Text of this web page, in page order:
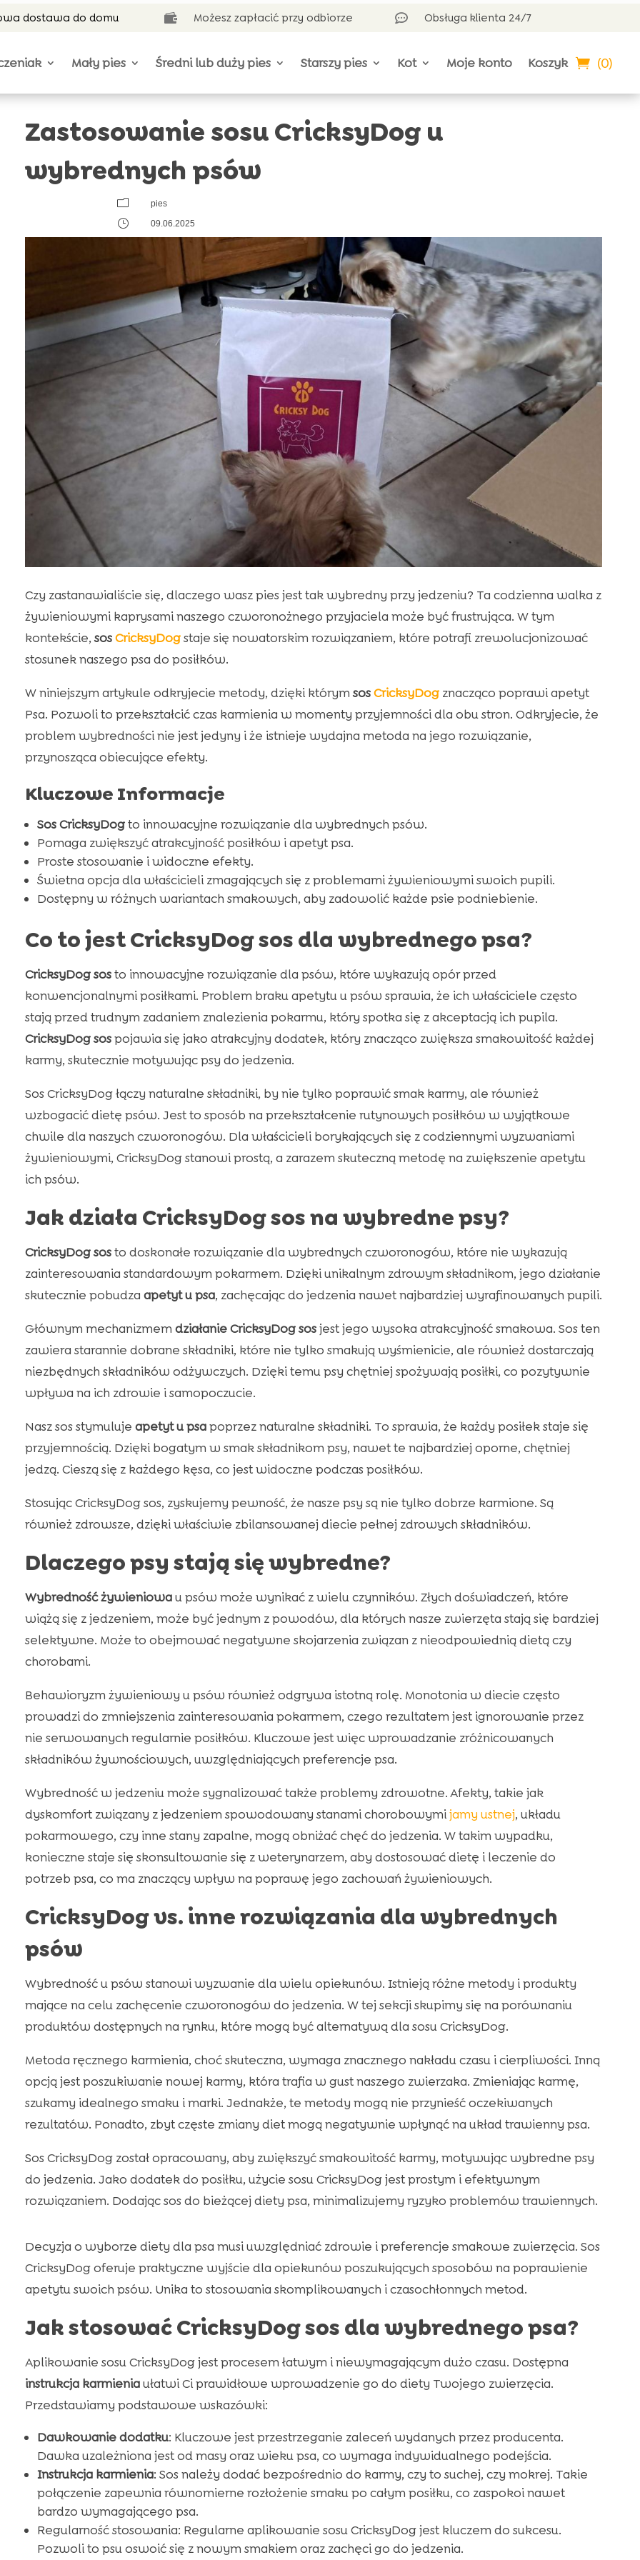
dostawa do domu  Możesz zapłacić przy odbiorze  Obsługa klienta 24/7
Mały pies Średni lub duży pies Starszy pies Kot Moje konto Koszyk (0)
Zastosowanie sosu CricksyDog u
wybrednych psów
m pies
} 09.06.2025
Czy zastanawialiście się, dlaczego wasz pies jest tak wybredny przy jedzeniu? Ta codzienna walka z
żywieniowymi kaprysami naszego czworonożnego przyjaciela może być frustrująca. W tym
kontekście, sosCricksyDogstaje się nowatorskim rozwiązaniem, które potrafi zrewolucjonizować
stosunek naszego psa do posiłków.
W niniejszym artykule odkryjecie metody, dzięki którym sosCricksyDogznacząco poprawi apetyt
Psa. Pozwoli to przekształcić czas karmienia w momenty przyjemności dla obu stron. Odkryjecie, że
problem wybredności nie jest jedyny i że istnieje wydajna metoda na jego rozwiązanie,
przynosząca obiecujące efekty.
Kluczowe Informacje
Sos CricksyDogto innowacyjne rozwiązanie dla wybrednych psów.
Pomaga zwiększyć atrakcyjność posiłków i apetyt psa.
Proste stosowanie i widoczne efekty.
Świetna opcja dla właścicieli zmagających się z problemami żywieniowymi swoich pupili.
Dostępny w różnych wariantach smakowych, aby zadowolić każde psie podniebienie.
Co to jest CricksyDog sos dla wybrednego psa?
CricksyDog sosto innowacyjne rozwiązanie dla psów, które wykazują opór przed
konwencjonalnymi posiłkami. Problem braku apetytu u psów sprawia, że ich właściciele często
stają przed trudnym zadaniem znalezienia pokarmu, który spotka się z akceptacją ich pupila.
CricksyDog sospojawia się jako atrakcyjny dodatek, który znacząco zwiększa smakowitość każdej
karmy, skutecznie motywując psy do jedzenia.
Sos CricksyDog łączy naturalne składniki, by nie tylko poprawić smak karmy, ale również
wzbogacić dietę psów. Jest to sposób na przekształcenie rutynowych posiłków w wyjątkowe
chwile dla naszych czworonogów. Dla właścicieli borykających się z codziennymi wyzwaniami
żywieniowymi, CricksyDog stanowi prostą, a zarazem skuteczną metodę na zwiększenie apetytu
ich psów.
Jak działa CricksyDog sos na wybredne psy?
CricksyDog sosto doskonałe rozwiązanie dla wybrednych czworonogów, które nie wykazują
zainteresowania standardowym pokarmem. Dzięki unikalnym zdrowym składnikom, jego działanie
skutecznie pobudza apetyt u psa, zachęcając do jedzenia nawet najbardziej wyrafinowanych pupili.
Głównym mechanizmem działanie CricksyDog sosjest jego wysoka atrakcyjność smakowa. Sos ten
zawiera starannie dobrane składniki, które nie tylko smakują wyśmienicie, ale również dostarczają
niezbędnych składników odżywczych. Dzięki temu psy chętniej spożywają posiłki, co pozytywnie
wpływa na ich zdrowie i samopoczucie.
Nasz sos stymuluje apetyt u psapoprzez naturalne składniki. To sprawia, że każdy posiłek staje się
przyjemnością. Dzięki bogatym w smak składnikom psy, nawet te najbardziej oporne, chętniej
jedzą. Cieszą się z każdego kęsa, co jest widoczne podczas posiłków.
Stosując CricksyDog sos, zyskujemy pewność, że nasze psy są nie tylko dobrze karmione. Są
również zdrowsze, dzięki właściwie zbilansowanej diecie pełnej zdrowych składników.
Dlaczego psy stają się wybredne?
Wybredność żywieniowau psów może wynikać z wielu czynników. Złych doświadczeń, które
wiążą się z jedzeniem, może być jednym z powodów, dla których nasze zwierzęta stają się bardziej
selektywne. Może to obejmować negatywne skojarzenia związan z nieodpowiednią dietą czy
chorobami.
Behawioryzm żywieniowy u psów również odgrywa istotną rolę. Monotonia w diecie często
prowadzi do zmniejszenia zainteresowania pokarmem, czego rezultatem jest ignorowanie przez
nie serwowanych regularnie posiłków. Kluczowe jest więc wprowadzanie zróżnicowanych
składników żywnościowych, uwzględniających preferencje psa.
Wybredność w jedzeniu może sygnalizować także problemy zdrowotne. Afekty, takie jak
dyskomfort związany z jedzeniem spowodowany stanami chorobowymijamy ustnej, układu
pokarmowego, czy inne stany zapalne, mogą obniżać chęć do jedzenia. W takim wypadku,
konieczne staje się skonsultowanie się z weterynarzem, aby dostosować dietę i leczenie do
potrzeb psa, co ma znaczący wpływ na poprawę jego zachowań żywieniowych.
CricksyDog vs. inne rozwiązania dla wybrednych
psów
Wybredność u psów stanowi wyzwanie dla wielu opiekunów. Istnieją różne metody i produkty
mające na celu zachęcenie czworonogów do jedzenia. W tej sekcji skupimy się na porównaniu
produktów dostępnych na rynku, które mogą być alternatywą dla sosu CricksyDog.
Metoda ręcznego karmienia, choć skuteczna, wymaga znacznego nakładu czasu i cierpliwości. Inną
opcją jest poszukiwanie nowej karmy, która trafia w gust naszego zwierzaka. Zmieniając karmę,
szukamy idealnego smaku i marki. Jednakże, te metody mogą nie przynieść oczekiwanych
rezultatów. Ponadto, zbyt częste zmiany diet mogą negatywnie wpłynąć na układ trawienny psa.
Sos CricksyDog został opracowany, aby zwiększyć smakowitość karmy, motywując wybredne psy
do jedzenia. Jako dodatek do posiłku, użycie sosu CricksyDog jest prostym i efektywnym
rozwiązaniem. Dodając sos do bieżącej diety psa, minimalizujemy ryzyko problemów trawiennych.
Decyzja o wyborze diety dla psa musi uwzględniać zdrowie i preferencje smakowe zwierzęcia. Sos
CricksyDog oferuje praktyczne wyjście dla opiekunów poszukujących sposobów na poprawienie
apetytu swoich psów. Unika to stosowania skomplikowanych i czasochłonnych metod.
Jak stosować CricksyDog sos dla wybrednego psa?
Aplikowanie sosu CricksyDog jest procesem łatwym i niewymagającym dużo czasu. Dostępna
instrukcja karmieniaułatwi Ci prawidłowe wprowadzenie go do diety Twojego zwierzęcia.
Przedstawiamy podstawowe wskazówki:
Dawkowanie dodatku: Kluczowe jest przestrzeganie zaleceń wydanych przez producenta.
Dawka uzależniona jest od masy oraz wieku psa, co wymaga indywidualnego podejścia.
Instrukcja karmienia: Sos należy dodać bezpośrednio do karmy, czy to suchej, czy mokrej. Takie
połączenie zapewnia równomierne rozłożenie smaku po całym posiłku, co zaspokoi nawet
bardzo wymagającego psa.
Regularność stosowania: Regularne aplikowanie sosu CricksyDog jest kluczem do sukcesu.
Pozwoli to psu oswoić się z nowym smakiem oraz zachęci go do jedzenia.